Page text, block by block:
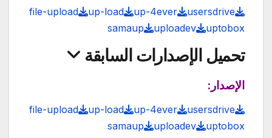
file-upload up-load up-4ever
usersdrive
samaup
uploadev uptobox
تحميل الإصدارات السابقة
الإصدار:
file-upload up-load up-4ever
usersdrive
samaup
uploadev uptobox